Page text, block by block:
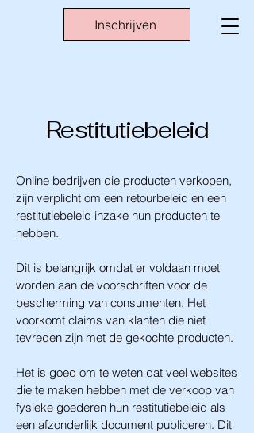
Inschrijven
Restitutiebeleid
Online bedrijven die producten verkopen,
zijn verplicht om een retourbeleid en een
restitutiebeleid inzake hun producten te
hebben.
Dit is belangrijk omdat er voldaan moet
worden aan de voorschriften voor de
bescherming van consumenten. Het
voorkomt claims van klanten die niet
tevreden zijn met de gekochte producten.
Het is goed om te weten dat veel websites
die te maken hebben met de verkoop van
fysieke goederen hun restitutiebeleid als
een afzonderlijk document publiceren. Dit